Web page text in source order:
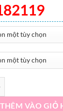
THÊM VÀO GIỎ